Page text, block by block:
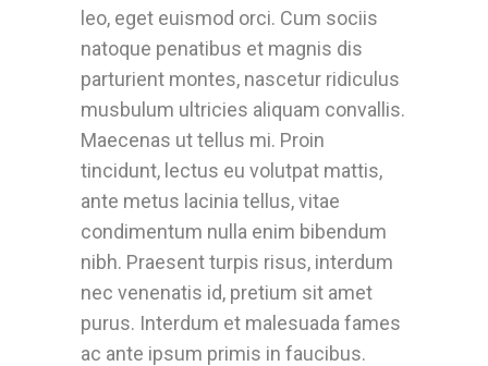
leo, eget euismod orci. Cum sociis
natoque penatibus et magnis dis
parturient montes, nascetur ridiculus
musbulum ultricies aliquam convallis.
Maecenas ut tellus mi. Proin
tincidunt, lectus eu volutpat mattis,
ante metus lacinia tellus, vitae
condimentum nulla enim bibendum
nibh. Praesent turpis risus, interdum
nec venenatis id, pretium sit amet
purus. Interdum et malesuada fames
ac ante ipsum primis in faucibus.